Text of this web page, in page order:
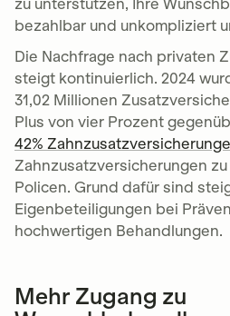
bezahlbar und unkompliziert
Die Nachfrage nach privaten
steigt kontinuierlich. 2024
31,02 Millionen
Plus von vier Prozent
42%
Zahnzusatzversicherungen
Policen. Grund dafür sind
Eigenbeteiligungen bei
hochwertigen Behandlungen.
Mehr Zugang zu